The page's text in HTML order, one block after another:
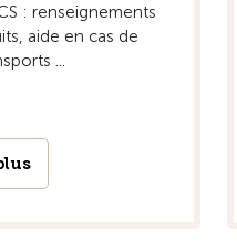
: renseignements
aide en cas de
...